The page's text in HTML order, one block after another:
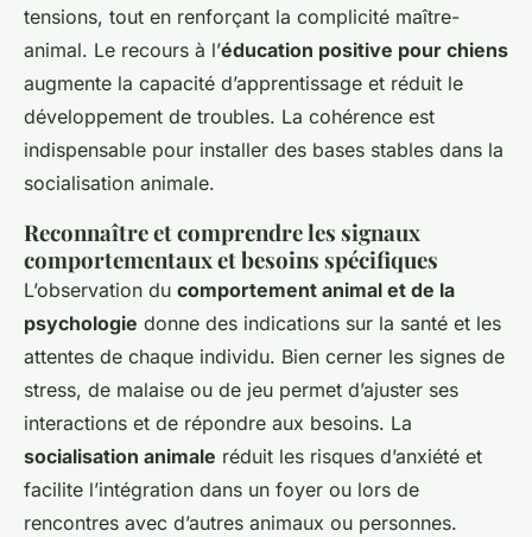
tensions, tout en renforçant la complicité maître-
animal. Le recours à l’éducation positive pour chiens
augmente la capacité d’apprentissage et réduit le
développement de troubles. La cohérence est
indispensable pour installer des bases stables dans la
socialisation animale.
Reconnaître et comprendre les signaux
comportementaux et besoins spécifiques
L’observation du comportement animal et de la
psychologie donne des indications sur la santé et les
attentes de chaque individu. Bien cerner les signes de
stress, de malaise ou de jeu permet d’ajuster ses
interactions et de répondre aux besoins. La
socialisation animale réduit les risques d’anxiété et
facilite l’intégration dans un foyer ou lors de
rencontres avec d’autres animaux ou personnes.